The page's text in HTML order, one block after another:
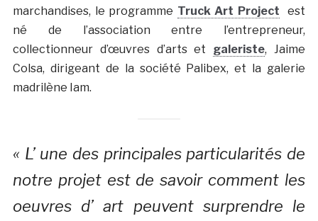
marchandises, le programme Truck Art Project
est
né de l’association entre l’entrepreneur,
collectionneur d’œuvres d’arts et galeriste, Jaime
Colsa, dirigeant de la société Palibex, et la galerie
madrilène Iam.
« L’ une des principales particularités de
notre projet est de savoir comment les
oeuvres d’ art peuvent surprendre le